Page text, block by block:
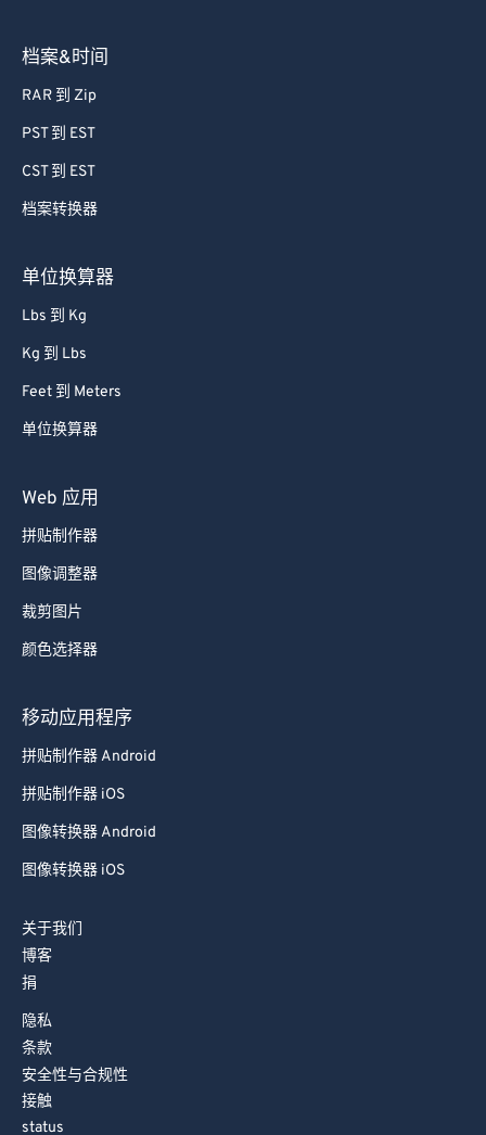
档案&时间
RAR 到 Zip
PST 到 EST
CST 到 EST
档案转换器
单位换算器
Lbs 到 Kg
Kg 到 Lbs
Feet 到 Meters
单位换算器
Web 应用
拼贴制作器
图像调整器
裁剪图片
颜色选择器
移动应用程序
拼贴制作器 Android
拼贴制作器 iOS
图像转换器 Android
图像转换器 iOS
关于我们
博客
捐
隐私
条款
安全性与合规性
接触
status